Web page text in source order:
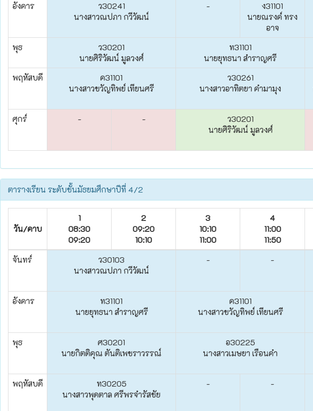
อังคาร
ว30241
นางสาวณปภา กวีวัฒน์
-
ง31101
นายณรงค์ ทรง
อาจ
พุธ
ว30201
นายศิริวัฒน์ มูลวงศ์
ท31101
นายยุทธนา สำราญศรี
พฤหัสบดี
ค31101
นางสาวขวัญทิพย์ เทียนศรี
ว30261
นางสาวอาทิตยา คำมามุง
ศุกร์ - -
ว30201
นายศิริวัฒน์ มูลวงศ์
ตารางเรียน ระดับชั้นมัธยมศึกษาปีที่ 4/2
วัน/คาบ
1
08:30
09:20
2
09:20
10:10
3
10:10
11:00
4
11:00
11:50
จันทร์
ว30103
นางสาวณปภา กวีวัฒน์
- -
อังคาร
ท31101
นายยุทธนา สำราญศรี
ค31101
นางสาวขวัญทิพย์ เทียนศรี
พุธ
ศ30201
นายกิตติคุณ ตันติเพชราวรรณ์
อ30225
นางสาวเมษยา เรือนคำ
พฤหัสบดี
ท30205
นางสาวพุดตาล ศรีพรจำรัสชัย
- -